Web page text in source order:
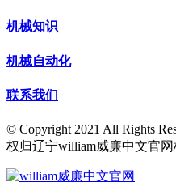
机械知识
机械自动化
联系我们
© Copyright 2021 All Rights
权归辽宁william威廉中文官